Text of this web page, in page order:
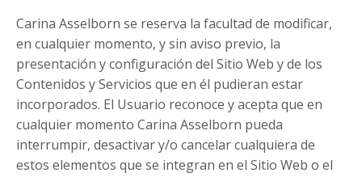
Carina Asselborn se reserva la facultad de modificar,
en cualquier momento, y sin aviso previo, la
presentación y configuración del Sitio Web y de los
Contenidos y Servicios que en él pudieran estar
incorporados. El Usuario reconoce y acepta que en
cualquier momento Carina Asselborn pueda
interrumpir, desactivar y/o cancelar cualquiera de
estos elementos que se integran en el Sitio Web o el